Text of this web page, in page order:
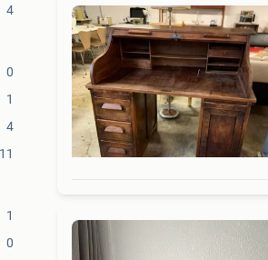
4
0
1
4
11
1
0